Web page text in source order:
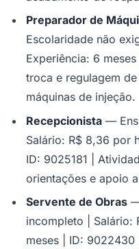
Vasco
Preparador de
Escolaridade não
Experiência: 6
troca e regulagem
máquinas de injeção.
Recepcionista—
Salário: R$ 8,36 por
ID: 9025181 |
orientações e apoio
Servente de Obras—
incompleto | Salário:
meses | ID: